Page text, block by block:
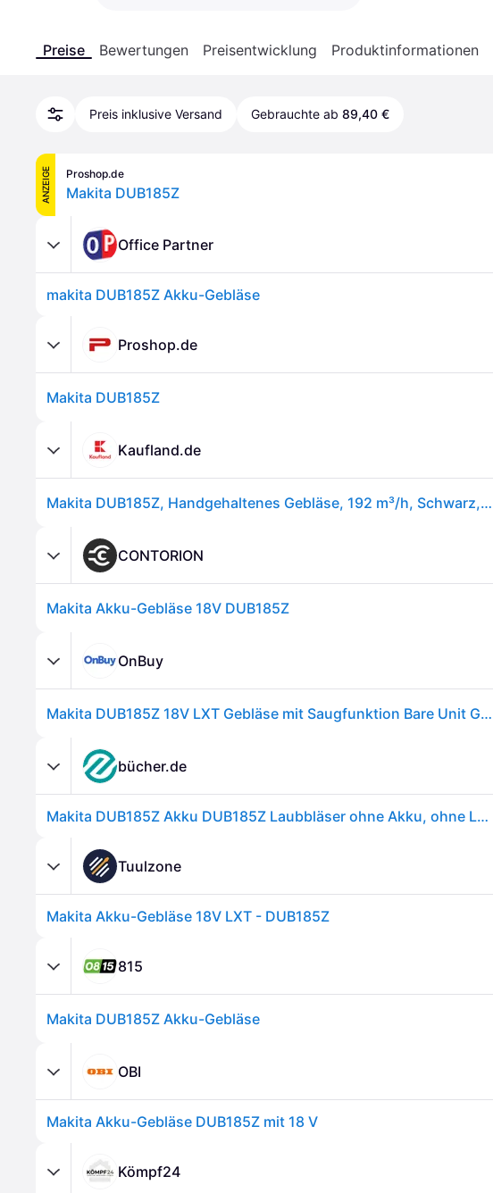
Preise Bewertungen Preisentwicklung Produktinformationen
Preis inklusive Versand Gebrauchte ab 89,40 €
ANZEIGE Proshop.de
Makita DUB185Z
Office Partner
makita DUB185Z Akku-Gebläse
Proshop.de
Makita DUB185Z
Kaufland.de
Makita DUB185Z, Handgehaltenes Gebläse, 192 m³/h, Schwarz, Blau, Elektro, Akku, 18 V
CONTORION
Makita Akku-Gebläse 18V DUB185Z
OnBuy
Makita DUB185Z 18V LXT Gebläse mit Saugfunktion Bare Unit Garten
bücher.de
Makita DUB185Z Akku DUB185Z Laubbläser ohne Akku, ohne Ladegerät 18 V
Tuulzone
Makita Akku-Gebläse 18V LXT - DUB185Z
815
Makita DUB185Z Akku-Gebläse
OBI
Makita Akku-Gebläse DUB185Z mit 18 V
Kömpf24